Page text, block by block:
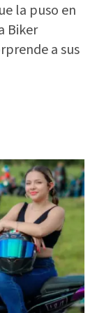
la puso en
Biker
a sus